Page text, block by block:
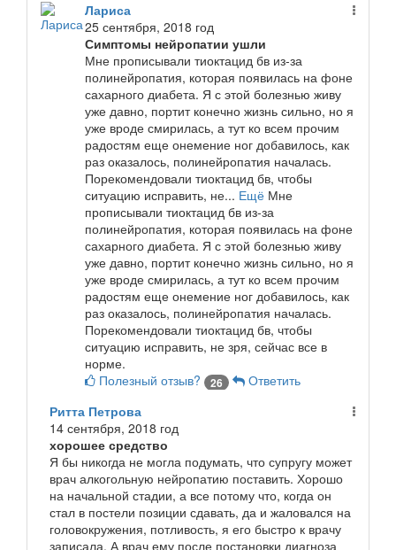
Лариса
25 сентября, 2018 год
Симптомы нейропатии ушли
Мне прописывали тиоктацид бв из-за
полинейропатия, которая появилась на фоне
сахарного диабета. Я с этой болезнью живу
уже давно, портит конечно жизнь сильно, но я
уже вроде смирилась, а тут ко всем прочим
радостям еще онемение ног добавилось, как
раз оказалось, полинейропатия началась.
Порекомендовали тиоктацид бв, чтобы
ситуацию исправить, не... Ещё Мне
прописывали тиоктацид бв из-за
полинейропатия, которая появилась на фоне
сахарного диабета. Я с этой болезнью живу
уже давно, портит конечно жизнь сильно, но я
уже вроде смирилась, а тут ко всем прочим
радостям еще онемение ног добавилось, как
раз оказалось, полинейропатия началась.
Порекомендовали тиоктацид бв, чтобы
ситуацию исправить, не зря, сейчас все в
норме.
Полезный отзыв?
26
Ответить
Ритта Петрова
14 сентября, 2018 год
хорошее средство
Я бы никогда не могла подумать, что супругу может
врач алкогольную нейропатию поставить. Хорошо
на начальной стадии, а все потому что, когда он
стал в постели позиции сдавать, да и жаловался на
головокружения, потливость, я его быстро к врачу
записала. А врач ему после постановки диагноза